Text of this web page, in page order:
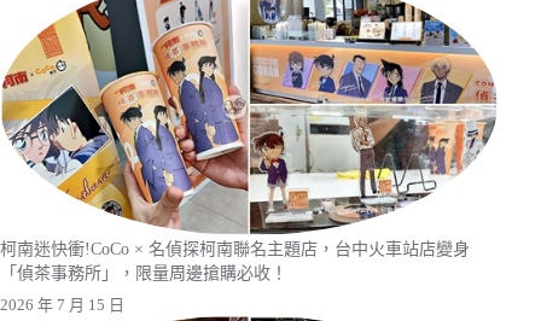
柯南迷快衝!CoCo × 名偵探柯南聯名主題店，台中火車站店變身
「偵茶事務所」，限量周邊搶購必收！
2026 年 7 月 15 日